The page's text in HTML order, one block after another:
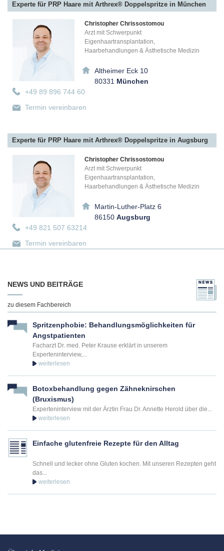
Experte für PRP Haare mit Arthrex® Doppelspritze in München
Christopher Chrissostomou
Arzt mit Schwerpunkt
Eigenhaartransplantation,
Haarbehandlungen & Ästhetische Medizin
Altheimer Eck 10
80331 München
+49 89 896 744 60
Termin vereinbaren
Experte für PRP Haare mit Arthrex® Doppelspritze in Augsburg
Christopher Chrissostomou
Arzt mit Schwerpunkt
Eigenhaartransplantation,
Haarbehandlungen & Ästhetische Medizin
Martin-Luther-Platz 6
86150Augsburg
+49 821 507 63214
Termin vereinbaren
Eigenhaartransplantation,
Haarbehandlungen & Ästhetische Medizin
Luisenplatz 1
+49 611 952 440 45
Experte für PRP Haare mit Arthrex® Doppelspritze in München
Dr. Maximilian Bierler
Arzt spezialisiert auf Ästhetische Medizin
Altheimer Eck 10
+49 89 896 755 37
NEWS UND BEITRÄGE
zu diesem Fachbereich
Spritzenphobie: Behandlungsmöglichkeiten für
Angstpatienten
Facharzt Dr. med. Peter Krause erklärt in unserem
Experteninterview,...
Botoxbehandlung gegen Zähneknirschen
(Bruxismus)
Experteninterview mit der Ärztin Frau Dr. Annette Herold über die...
Einfache glutenfreie Rezepte für den Alltag
Schnell und lecker ohne Gluten kochen. Mit unseren Rezepten geht
das...